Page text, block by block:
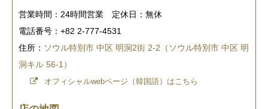
営業時間：24時間営業 定休日：無休
電話番号：+82 2-777-4531
住所： ソウル特別市 中区 明洞2街 2-2（ソウル特別市 中区 明
洞キル 56-1）
オフィシャルwebページ（韓国語）はこちら